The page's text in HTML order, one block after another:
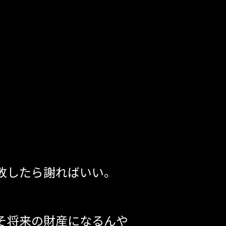
たら謝ればいい。
将来の財産になるんや